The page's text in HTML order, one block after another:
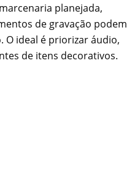
planejada,
de gravação podem
O ideal é priorizar áudio,
de itens decorativos.